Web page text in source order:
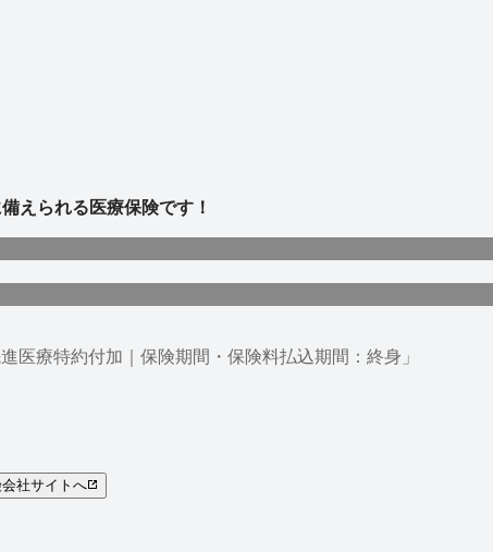
えられる医療保険です！
医療特約付加｜保険期間・保険料払込期間：終身」
社サイトへ